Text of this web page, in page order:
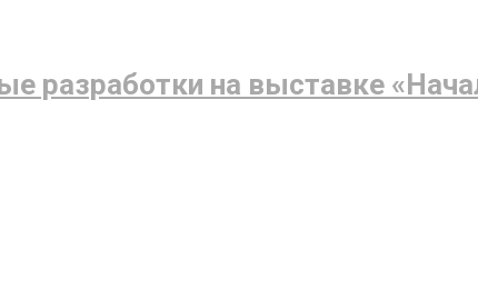
разработки на выставке